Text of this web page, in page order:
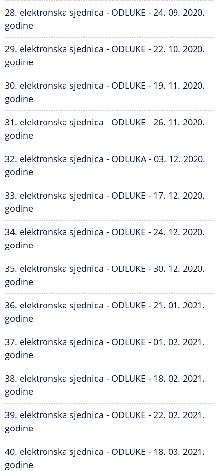
28. elektronska sjednica - ODLUKE - 24. 09. 2020.
godine
29. elektronska sjednica - ODLUKE - 22. 10. 2020.
godine
30. elektronska sjednica - ODLUKE - 19. 11. 2020.
godine
31. elektronska sjednica - ODLUKE - 26. 11. 2020.
godine
32. elektronska sjednica - ODLUKA - 03. 12. 2020.
godine
33. elektronska sjednica - ODLUKE - 17. 12. 2020.
godine
34. elektronska sjednica - ODLUKE - 24. 12. 2020.
godine
35. elektronska sjednica - ODLUKE - 30. 12. 2020.
godine
36. elektronska sjednica - ODLUKE - 21. 01. 2021.
godine
37. elektronska sjednica - ODLUKE - 01. 02. 2021.
godine
38. elektronska sjednica - ODLUKE - 18. 02. 2021.
godine
39. elektronska sjednica - ODLUKE - 22. 02. 2021.
godine
40. elektronska sjednica - ODLUKE - 18. 03. 2021.
godine